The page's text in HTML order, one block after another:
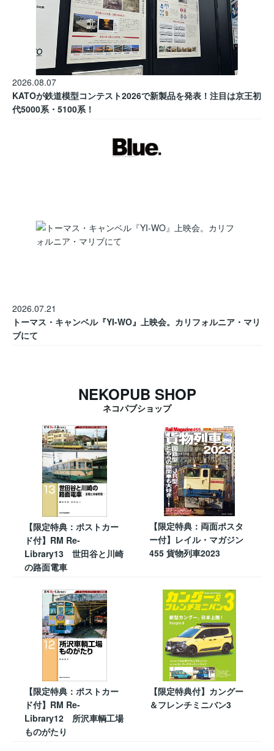
2026.08.07
KATOが鉄道模型コンテスト2026で新製品を発表！注目は京王初
代5000系・5100系！
2026.07.21
トーマス・キャンベル『YI-WO』上映会。カリフォルニア・マリ
ブにて
NEKOPUB SHOP
ネコパブショップ
【限定特典：ポストカー
ド付】RM Re-
Library13 世田谷と川崎
の路面電車
【限定特典：両面ポスタ
ー付】レイル・マガジン
455 貨物列車2023
【限定特典：ポストカー
ド付】RM Re-
Library12 所沢車輌工場
ものがたり
【限定特典付】カングー
＆フレンチミニバン3